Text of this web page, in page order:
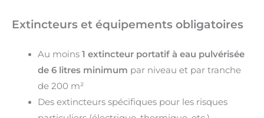
Extincteurs et équipements obligatoires
Au moins 1 extincteur portatif à eau pulvérisée
de 6 litres minimum par niveau et par tranche
de 200 m²
Des extincteurs spécifiques pour les risques